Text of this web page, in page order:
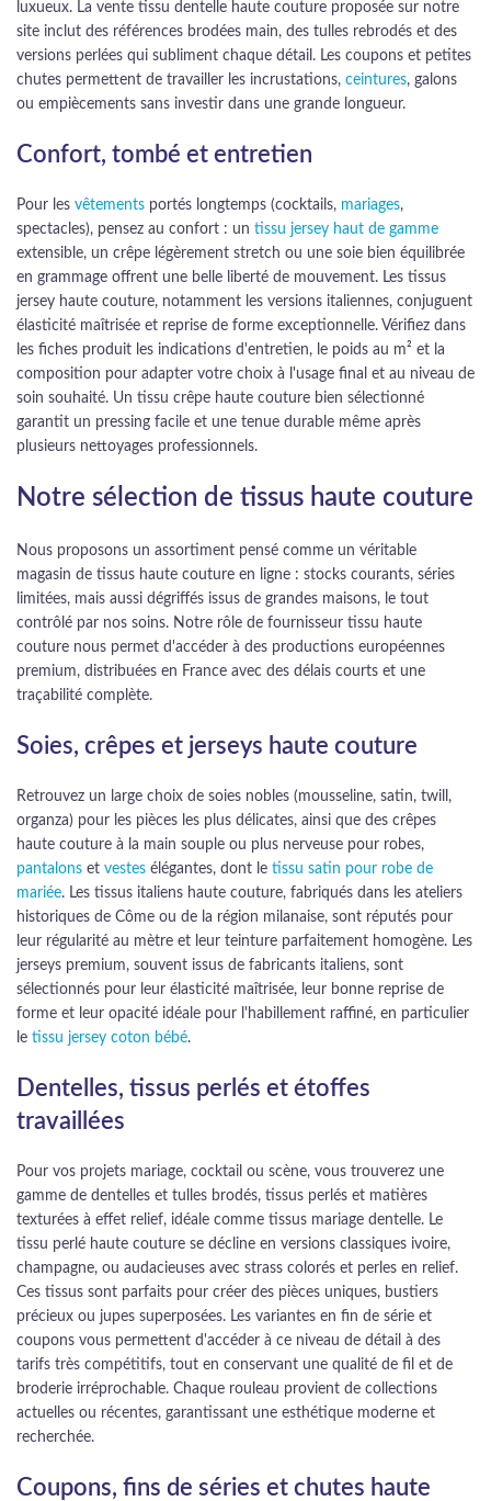
luxueux. La vente tissu dentelle haute couture proposée sur notre
site inclut des références brodées main, des tulles rebrodés et des
versions perlées qui subliment chaque détail. Les coupons et petites
chutes permettent de travailler les incrustations, ceintures, galons
ou empiècements sans investir dans une grande longueur.
Confort, tombé et entretien
Pour les vêtements portés longtemps (cocktails, mariages,
spectacles), pensez au confort : un tissu jersey haut de gamme
extensible, un crêpe légèrement stretch ou une soie bien équilibrée
en grammage offrent une belle liberté de mouvement. Les tissus
jersey haute couture, notamment les versions italiennes, conjuguent
élasticité maîtrisée et reprise de forme exceptionnelle. Vérifiez dans
les fiches produit les indications d'entretien, le poids au m² et la
composition pour adapter votre choix à l'usage final et au niveau de
soin souhaité. Un tissu crêpe haute couture bien sélectionné
garantit un pressing facile et une tenue durable même après
plusieurs nettoyages professionnels.
Notre sélection de tissus haute couture
Nous proposons un assortiment pensé comme un véritable
magasin de tissus haute couture en ligne : stocks courants, séries
limitées, mais aussi dégriffés issus de grandes maisons, le tout
contrôlé par nos soins. Notre rôle de fournisseur tissu haute
couture nous permet d'accéder à des productions européennes
premium, distribuées en France avec des délais courts et une
traçabilité complète.
Soies, crêpes et jerseys haute couture
Retrouvez un large choix de soies nobles (mousseline, satin, twill,
organza) pour les pièces les plus délicates, ainsi que des crêpes
haute couture à la main souple ou plus nerveuse pour robes,
pantalons et vestes élégantes, dont le tissu satin pour robe de
mariée. Les tissus italiens haute couture, fabriqués dans les ateliers
historiques de Côme ou de la région milanaise, sont réputés pour
leur régularité au mètre et leur teinture parfaitement homogène. Les
jerseys premium, souvent issus de fabricants italiens, sont
sélectionnés pour leur élasticité maîtrisée, leur bonne reprise de
forme et leur opacité idéale pour l'habillement raffiné, en particulier
le tissu jersey coton bébé.
Dentelles, tissus perlés et étoffes
travaillées
Pour vos projets mariage, cocktail ou scène, vous trouverez une
gamme de dentelles et tulles brodés, tissus perlés et matières
texturées à effet relief, idéale comme tissus mariage dentelle. Le
tissu perlé haute couture se décline en versions classiques ivoire,
champagne, ou audacieuses avec strass colorés et perles en relief.
Ces tissus sont parfaits pour créer des pièces uniques, bustiers
précieux ou jupes superposées. Les variantes en fin de série et
coupons vous permettent d'accéder à ce niveau de détail à des
tarifs très compétitifs, tout en conservant une qualité de fil et de
broderie irréprochable. Chaque rouleau provient de collections
actuelles ou récentes, garantissant une esthétique moderne et
recherchée.
Coupons, fins de séries et chutes haute